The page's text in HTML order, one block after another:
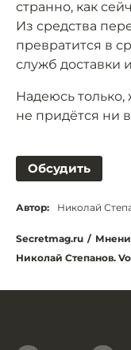
странно, как
Из средства
превратится в
служб доставки
Надеюсь
не придётся ни
Обсудить
Автор: Николай
Secretmag.ru /
Николай Степанов.